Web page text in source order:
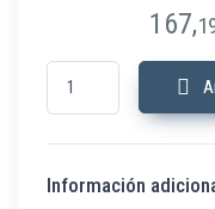
167,
B02866-00 Módulo de
Información